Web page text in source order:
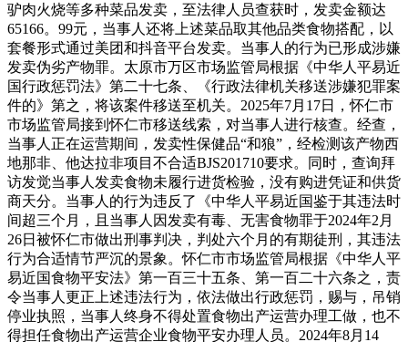
驴肉火烧等多种菜品发卖，至法律人员查获时，发卖金额达
65166。99元，当事人还将上述菜品取其他品类食物搭配，以
套餐形式通过美团和抖音平台发卖。当事人的行为已形成涉嫌
发卖伪劣产物罪。太原市万区市场监管局根据《中华人平易近
国行政惩罚法》第二十七条、《行政法律机关移送涉嫌犯罪案
件的》第之，将该案件移送至机关。2025年7月17日，怀仁市
市场监管局接到怀仁市移送线索，对当事人进行核查。经查，
当事人正在运营期间，发卖性保健品“和狼”，经检测该产物西
地那非、他达拉非项目不合适BJS201710要求。同时，查询拜
访发觉当事人发卖食物未履行进货检验，没有购进凭证和供货
商天分。当事人的行为违反了《中华人平易近国鉴于其违法时
间超三个月，且当事人因发卖有毒、无害食物罪于2024年2月
26日被怀仁市做出刑事判决，判处六个月的有期徒刑，其违法
行为合适情节严沉的景象。怀仁市市场监管局根据《中华人平
易近国食物平安法》第一百三十五条、第一百二十六条之，责
令当事人更正上述违法行为，依法做出行政惩罚，赐与，吊销
停业执照，当事人终身不得处置食物出产运营办理工做，也不
得担任食物出产运营企业食物平安办理人员。2024年8月14